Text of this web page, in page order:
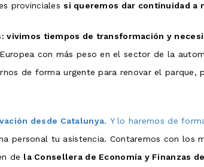
provinciales si queremos dar continuidad a
tiempos de transformación y
con más peso en el sector de la
de forma urgente para renovar el parque,
desde Catalunya. Y lo haremos de
personal tu asistencia. Contaremos con los
de la Consellera de Economía y Finanzas